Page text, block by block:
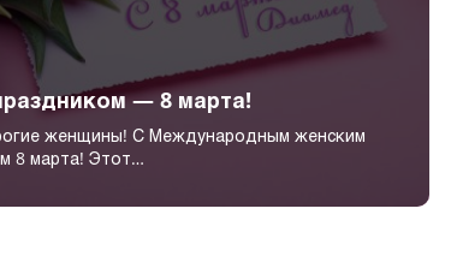
— 8 марта!
женщины! С Международным женским
8 марта! Этот…